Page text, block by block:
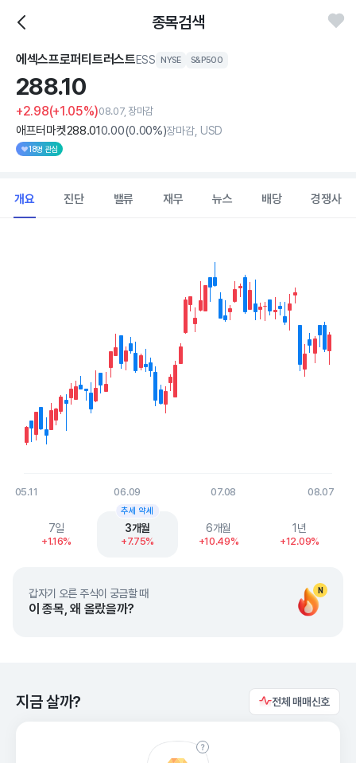
종목검색
에섹스프로퍼티트러스트ESS NYSE S&P500
288.10
+2.98(+1.05%)08.07, 장마감
애프터마켓288.010.00(0.00%)장마감, USD
18명 관심
개요 진단 밸류 재무 뉴스 배당 경쟁사
The chart has 1 X axis displaying Time. Data ranges from
The chart has 1 Y axis displaying values. Data ranges from
05.11 06.09 07.08 08.07
End of interactive chart.
7일
+1.16%
3개월
+7.75%
추세 약세
6개월
+10.49%
1년
+12.09%
N
갑자기 오른 주식이 궁금할 때
이 종목, 왜 올랐을까?
지금 살까? 전체 매매신호